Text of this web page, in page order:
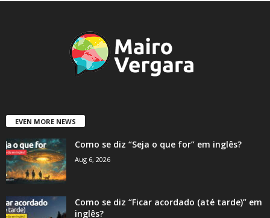
EVEN MORE NEWS
Como se diz “Seja o que for” em inglês?
Aug 6, 2026
Como se diz “Ficar acordado (até tarde)” em
inglês?